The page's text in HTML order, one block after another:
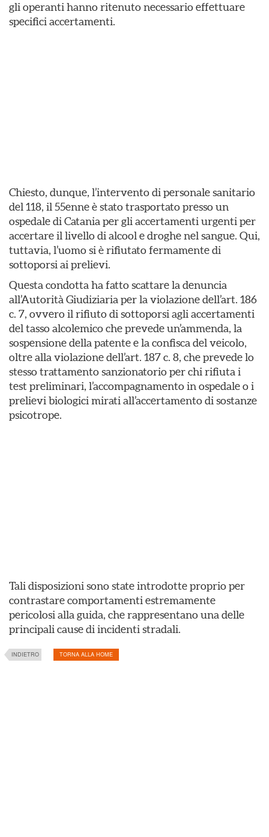
gli operanti hanno ritenuto necessario effettuare
specifici accertamenti.
Chiesto, dunque, l’intervento di personale sanitario
del 118, il 55enne è stato trasportato presso un
ospedale di Catania per gli accertamenti urgenti per
accertare il livello di alcool e droghe nel sangue. Qui,
tuttavia, l’uomo si è rifiutato fermamente di
sottoporsi ai prelievi.
Questa condotta ha fatto scattare la denuncia
all’Autorità Giudiziaria per la violazione dell’art. 186
c. 7, ovvero il rifiuto di sottoporsi agli accertamenti
del tasso alcolemico che prevede un’ammenda, la
sospensione della patente e la confisca del veicolo,
oltre alla violazione dell’art. 187 c. 8, che prevede lo
stesso trattamento sanzionatorio per chi rifiuta i
test preliminari, l’accompagnamento in ospedale o i
prelievi biologici mirati all’accertamento di sostanze
psicotrope.
Tali disposizioni sono state introdotte proprio per
contrastare comportamenti estremamente
pericolosi alla guida, che rappresentano una delle
principali cause di incidenti stradali.
INDIETRO TORNA ALLA HOME